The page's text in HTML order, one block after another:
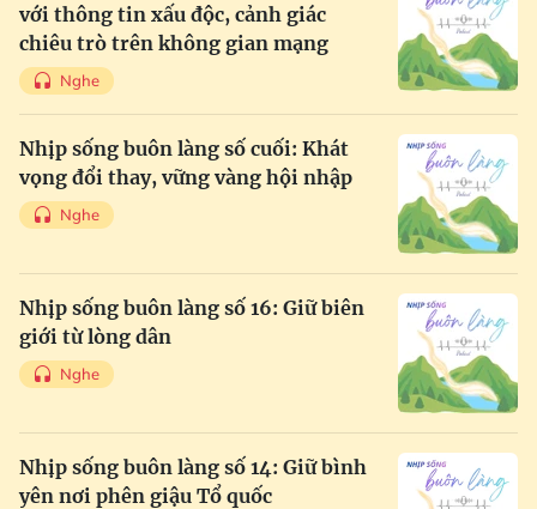
với thông tin xấu độc, cảnh giác
chiêu trò trên không gian mạng
Nghe
Nhịp sống buôn làng số cuối: Khát
vọng đổi thay, vững vàng hội nhập
Nghe
Nhịp sống buôn làng số 16: Giữ biên
giới từ lòng dân
Nghe
Nhịp sống buôn làng số 14: Giữ bình
yên nơi phên giậu Tổ quốc